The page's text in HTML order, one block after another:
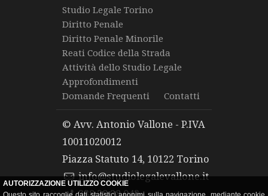
Studio Legale Torino
Diritto Penale
Diritto Penale Minorile
Reati Codice della Strada
Attività dello Studio Legale
Approfondimenti
Domande Frequenti
Contatti
© Avv. Antonio Vallone - P.IVA
10011020012
Piazza Statuto 14, 10122 Torino
info@studiolegalevallone.it
AUTORIZZAZIONE UTILIZZO COOKIE